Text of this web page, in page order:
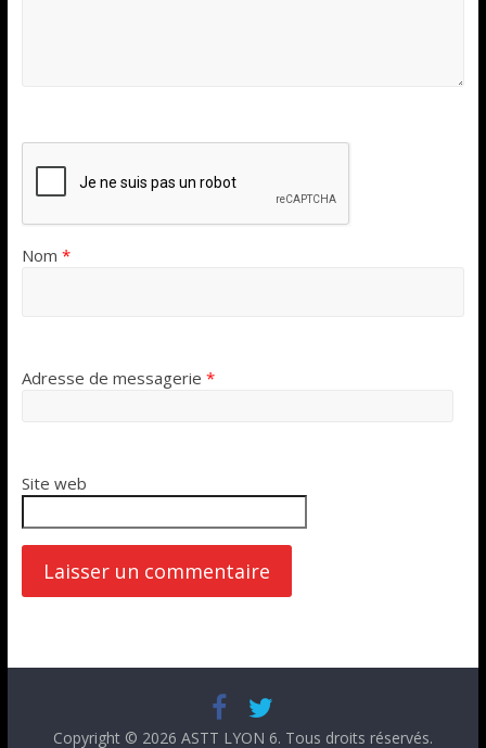
Nom *
Adresse de messagerie *
Site web
Copyright © 2026 ASTT LYON 6. Tous droits réservés.